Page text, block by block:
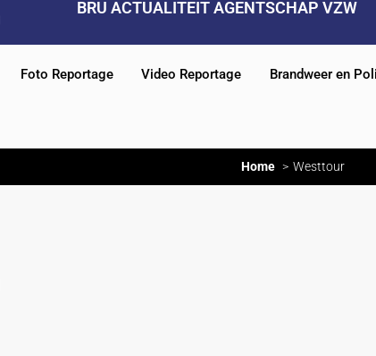
BRU ACTUALITEIT AGENTSCHAP VZW
Foto Reportage Video Reportage Brandweer en
Home Westtour